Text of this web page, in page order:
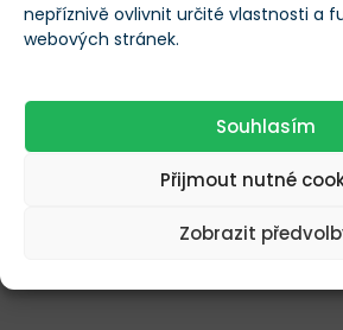
nepříznivě ovlivnit určité vlastnosti a
webových stránek.
Souhlasím
Přijmout nutné
Zobrazit
▶️ Kliknutím ZDE přijmete
a povolíte tento obsah.